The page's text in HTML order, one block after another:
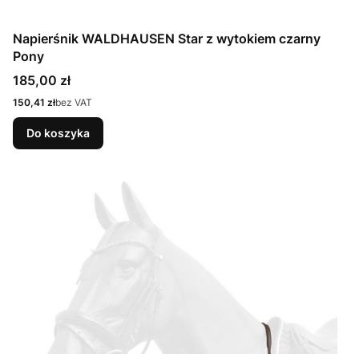
Napierśnik WALDHAUSEN Star z wytokiem czarny
Pony
Cena
185,00 zł
Cena
150,41 złbez VAT
Do koszyka